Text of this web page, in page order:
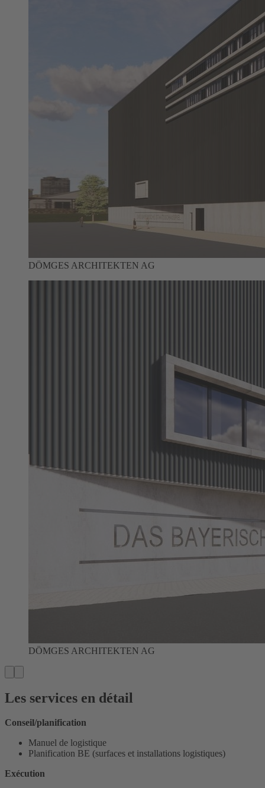
DÖMGES ARCHITEKTEN AG
DÖMGES ARCHITEKTEN AG
Les services en détail
Conseil/planification
Manuel de logistique
Planification BE (surfaces et installations logistiques)
Exécution